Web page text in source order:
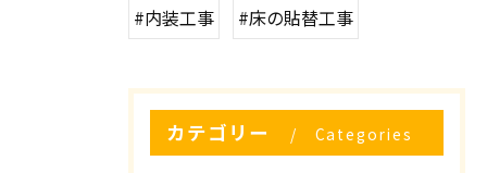
#内装工事 #床の貼替工事
カテゴリー Categories